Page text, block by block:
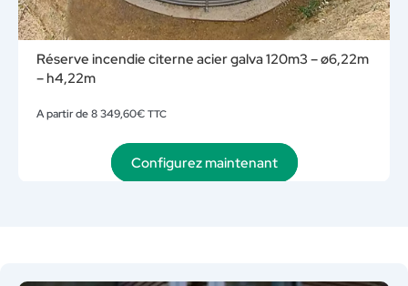
Réserve incendie citerne acier galva 120m3 – ø6,22m
– h4,22m
A partir de8 349,60€ TTC
Configurez maintenant